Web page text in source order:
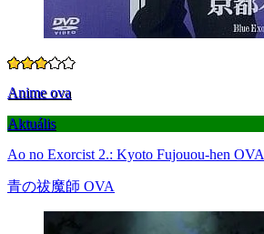
Anime ova
Aktuális
Ao no Exorcist 2.: Kyoto Fujouou-hen OVA
青の祓魔師 OVA